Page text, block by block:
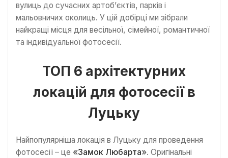
вулиць до сучасних артоб’єктів, парків і
мальовничих околиць. У цій добірці ми зібрали
найкращі місця для весільної, сімейної, романтичної
та індивідуальної фотосесії.
ТОП 6 архітектурних
локацій для фотосесії в
Луцьку
Найпопулярніша локація в Луцьку для проведення
фотосесії – це «Замок Любарта». Оригінальні